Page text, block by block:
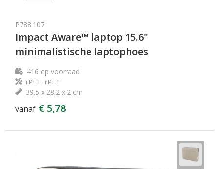
P788.107
Impact Aware™ laptop 15.6"
minimalistische laptophoes
416 op voorraad
rPET, rPET
39.5 x 28.2 x 2 cm
vanaf € 5,78